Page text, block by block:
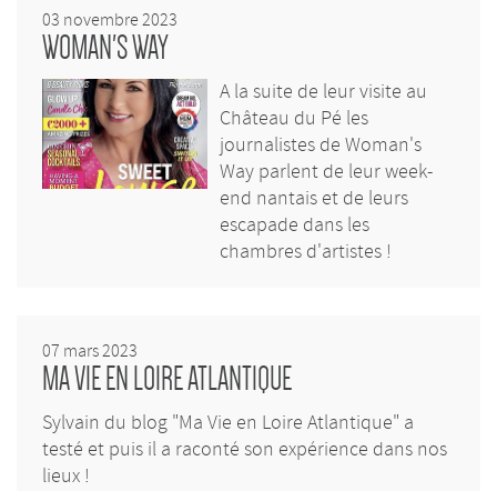
03 novembre 2023
WOMAN'S WAY
A la suite de leur visite au
Château du Pé les
journalistes de Woman's
Way parlent de leur week-
end nantais et de leurs
escapade dans les
chambres d'artistes !
07 mars 2023
MA VIE EN LOIRE ATLANTIQUE
Sylvain du blog "Ma Vie en Loire Atlantique" a
testé et puis il a raconté son expérience dans nos
lieux !